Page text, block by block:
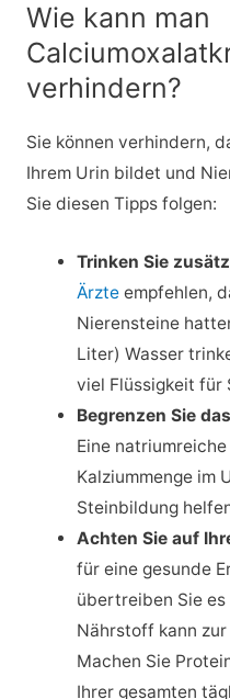
Wie kann man
verhindern?
Sie können verhindern,
Ihrem Urin bildet und
Sie diesen Tipps folgen:
Trinken Sie
Ärzte empfehlen,
Nierensteine
Liter) Wasser
viel Flüssigkeit für
Begrenzen Sie
Eine
Kalziummenge im
Steinbildung
Achten Sie auf
für eine gesunde
übertreiben Sie
Nährstoff kann
Machen Sie
Ihrer gesamten